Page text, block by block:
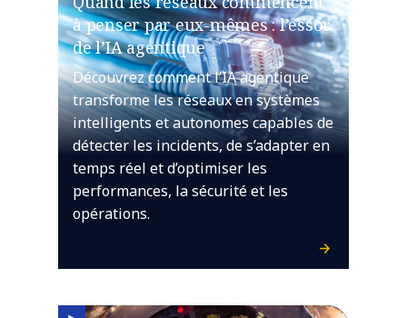
à penser par eux-mêmes : l’essor
de l’IA agentique
Découvrez comment l’IA agentique
transforme les réseaux en systèmes
intelligents et autonomes capables de
détecter les incidents, de s’adapter en
temps réel et d’optimiser les
performances, la sécurité et les
opérations.